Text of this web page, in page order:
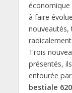
à faire
nouveautés,
Trois
présentés,
entourée
bestiale